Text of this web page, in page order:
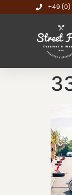
+49 (0)